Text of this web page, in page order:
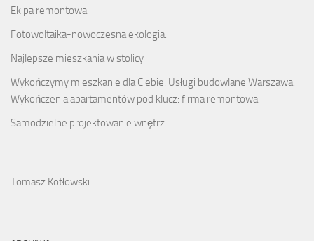
Ekipa remontowa
Fotowoltaika-nowoczesna ekologia.
Najlepsze mieszkania w stolicy
Wykończymy mieszkanie dla Ciebie. Usługi budowlane Warszawa.
Wykończenia apartamentów pod klucz: firma remontowa
Samodzielne projektowanie wnętrz
Tomasz Kotłowski